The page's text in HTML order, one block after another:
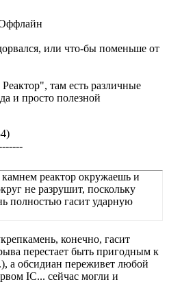
или что-бы поменьше от
там есть различные
и просто полезной
реактор окружаешь и
не разрушит, поскольку
полностью гасит ударную
конечно, гасит
перестает быть пригодным к
а обсидиан переживет любой
IC... сейчас могли и